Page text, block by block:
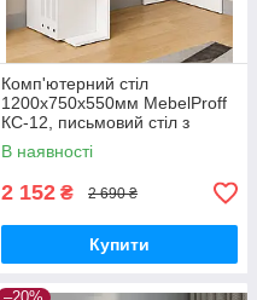
Комп'ютерний стіл
1200х750х550мм MebelProff
КС-12, письмовий стіл з
полицями, стіл-стелаж
В наявності
2 152 ₴ 2 690 ₴
Купити